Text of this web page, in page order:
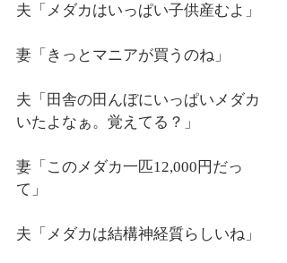
夫「メダカはいっぱい子供産むよ」
妻「きっとマニアが買うのね」
夫「田舎の田んぼにいっぱいメダカ
いたよなぁ。覚えてる？」
妻「このメダカ一匹12,000円だっ
て」
夫「メダカは結構神経質らしいね」